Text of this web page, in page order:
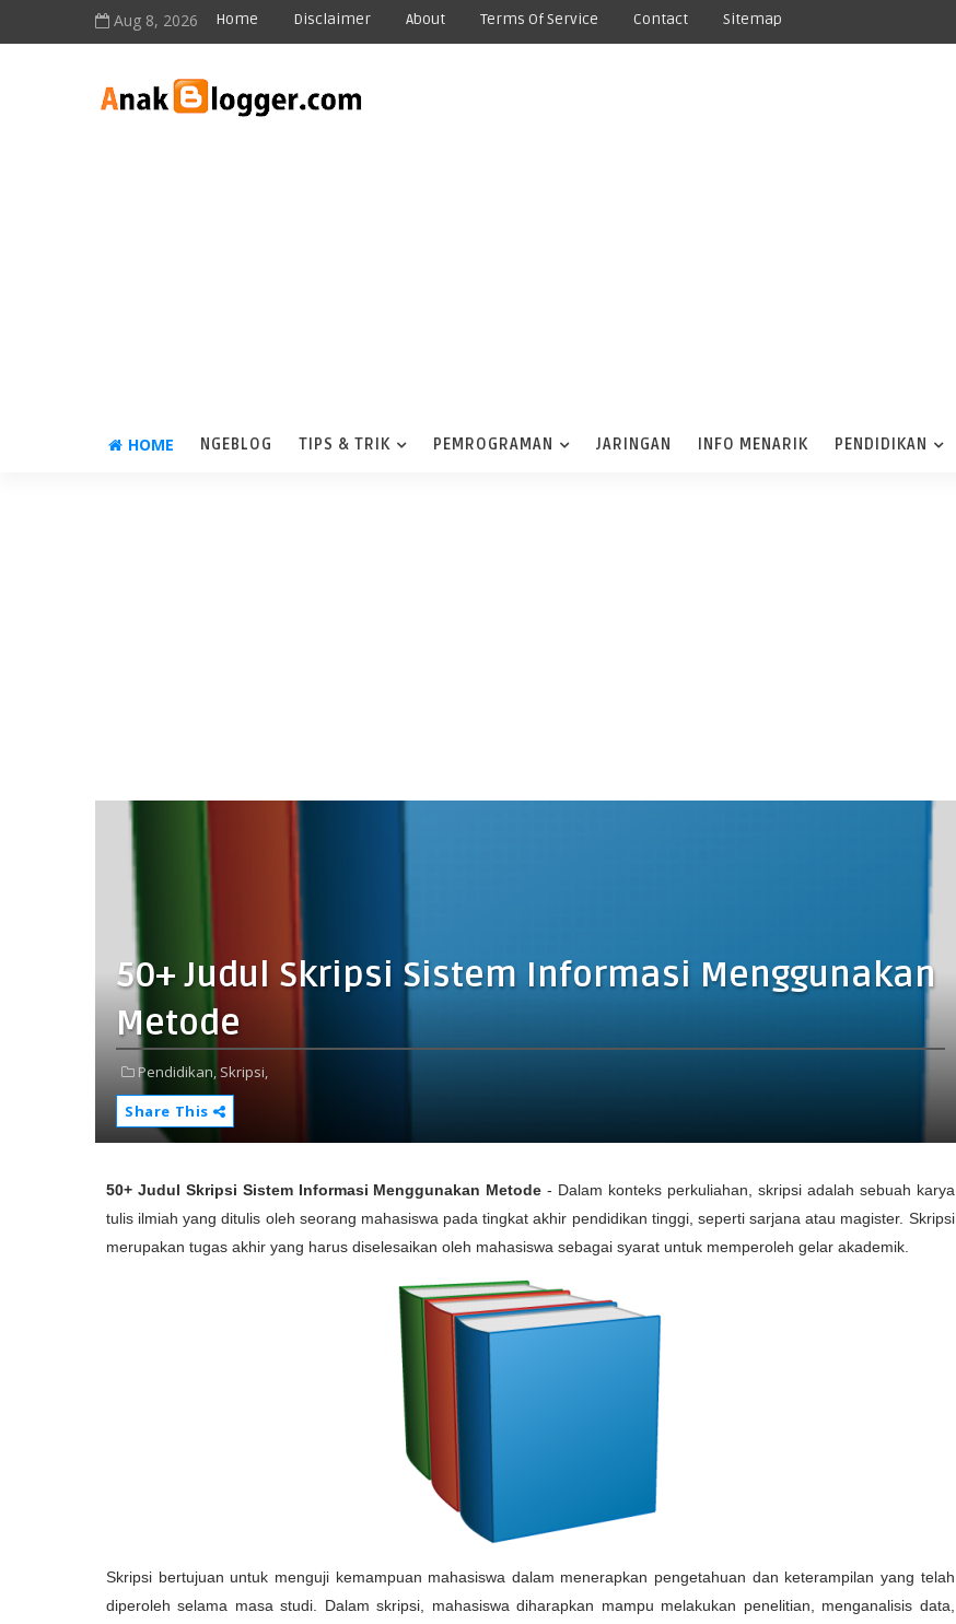
Aug 8, 2026 Home Disclaimer About Terms Of Service Contact Sitemap
HOME NGEBLOG TIPS & TRIK PEMROGRAMAN JARINGAN INFO MENARIK PENDIDIKAN
50+ Judul Skripsi Sistem Informasi Menggunakan
Metode
Pendidikan, Skripsi,
Share This
50+ Judul Skripsi Sistem Informasi Menggunakan Metode - Dalam konteks perkuliahan, skripsi adalah sebuah karya
tulis ilmiah yang ditulis oleh seorang mahasiswa pada tingkat akhir pendidikan tinggi, seperti sarjana atau magister. Skripsi
merupakan tugas akhir yang harus diselesaikan oleh mahasiswa sebagai syarat untuk memperoleh gelar akademik.
Skripsi bertujuan untuk menguji kemampuan mahasiswa dalam menerapkan pengetahuan dan keterampilan yang telah
diperoleh selama masa studi. Dalam skripsi, mahasiswa diharapkan mampu melakukan penelitian, menganalisis data,